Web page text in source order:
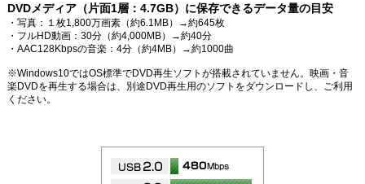
DVDメディア（片面1層：4.7GB）に保存できるデータ量の目安
・写真：１枚1,800万画素（約6.1MB）→約645枚
・フルHD動画：30分（約4,000MB）→約40分
・AAC128Kbpsの音楽：4分（約4MB）→約1000曲
※Windows10ではOS標準でDVD再生ソフトが搭載されていません。映画・音
楽DVDを再生する場合は、別途DVD再生用のソフトをダウンロードし、ご利用
ください。